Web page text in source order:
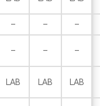
– – –
– – –
LAB LAB LAB